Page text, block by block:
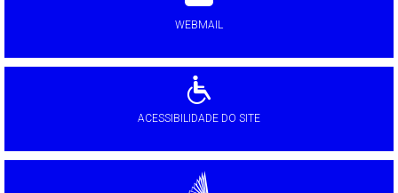
WEBMAIL
ACESSIBILIDADE DO SITE